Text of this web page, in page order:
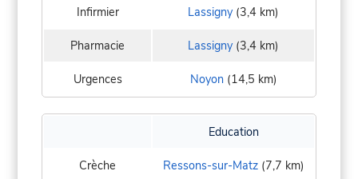
Infirmier Lassigny (3,4 km)
Pharmacie Lassigny (3,4 km)
Urgences Noyon(14,5 km)
Education
Crèche Ressons-sur-Matz(7,7 km)